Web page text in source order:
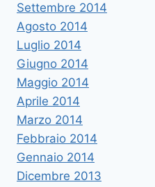
Settembre 2014
Agosto 2014
Luglio 2014
Giugno 2014
Maggio 2014
Aprile 2014
Marzo 2014
Febbraio 2014
Gennaio 2014
Dicembre 2013